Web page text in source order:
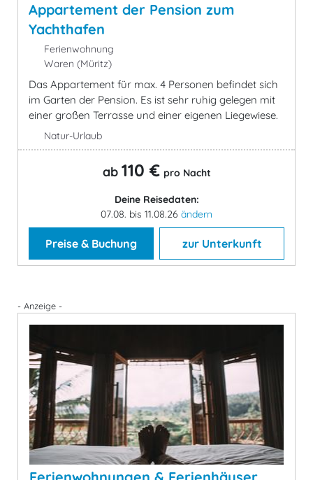
Appartement der Pension zum
Yachthafen
Ferienwohnung
Waren (Müritz)
Das Appartement für max. 4 Personen befindet sich
im Garten der Pension. Es ist sehr ruhig gelegen mit
einer großen Terrasse und einer eigenen Liegewiese.
Natur-Urlaub
ab 110 € pro Nacht
Deine Reisedaten:
07.08. bis 11.08.26 ändern
Preise & Buchung zur Unterkunft
- Anzeige -